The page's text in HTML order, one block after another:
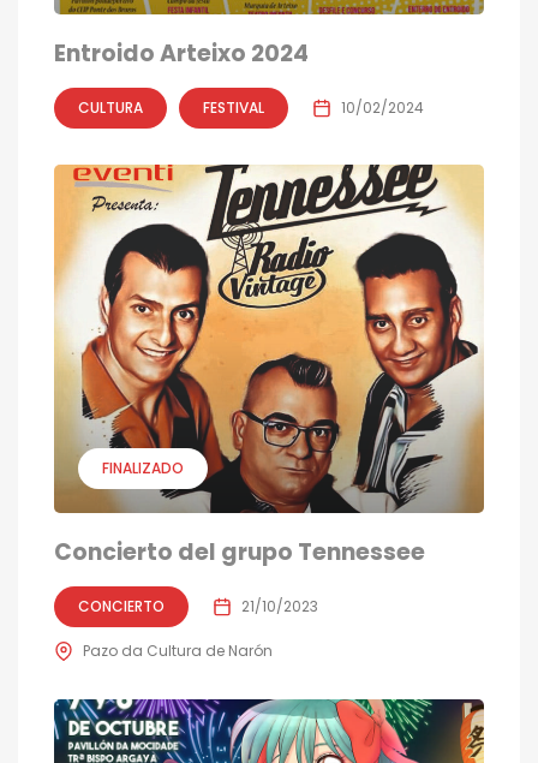
Entroido Arteixo 2024
CULTURA FESTIVAL 10/02/2024
FINALIZADO
Concierto del grupo Tennessee
CONCIERTO 21/10/2023
Pazo da Cultura de Narón